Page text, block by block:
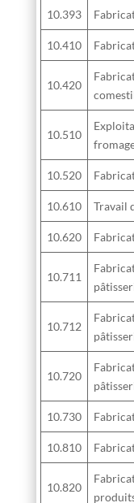
10.393
10.410
10.420
10.510
10.520
10.610 Travail
10.620
10.711
10.712
10.720
10.730
10.810
10.820